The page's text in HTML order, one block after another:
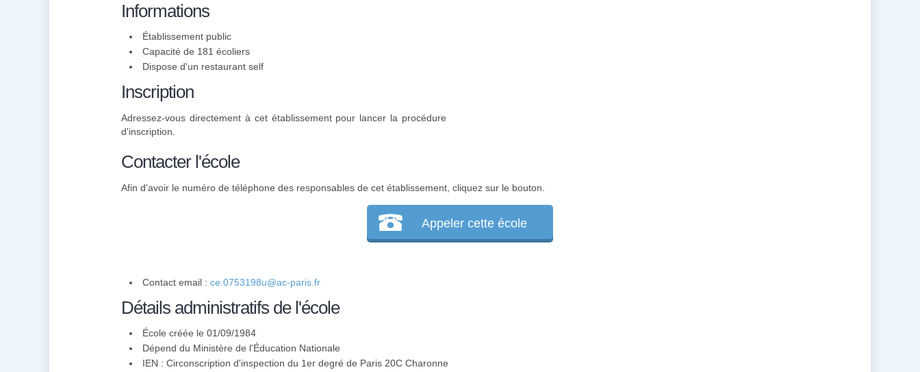
Informations
Établissement public
Capacité de 181 écoliers
Dispose d'un restaurant self
Inscription
Adressez-vous directement à cet établissement pour lancer la procédure
d'inscription.
Contacter l'école
Afin d'avoir le numéro de téléphone des responsables de cet établissement, cliquez sur le bouton.
Appeler cette école
Contact email : ce.0753198u@ac-paris.fr
Détails administratifs de l'école
École créée le 01/09/1984
Dépend du Ministère de l'Éducation Nationale
IEN : Circonscription d'inspection du 1er degré de Paris 20C Charonne